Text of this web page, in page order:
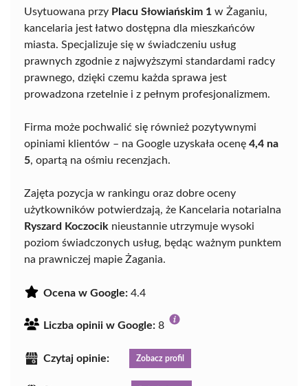
Usytuowana przy Placu Słowiańskim 1 w Żaganiu,
kancelaria jest łatwo dostępna dla mieszkańców
miasta. Specjalizuje się w świadczeniu usług
prawnych zgodnie z najwyższymi standardami radcy
prawnego, dzięki czemu każda sprawa jest
prowadzona rzetelnie i z pełnym profesjonalizmem.
Firma może pochwalić się również pozytywnymi
opiniami klientów – na Google uzyskała ocenę 4,4 na
5, opartą na ośmiu recenzjach.
Zajęta pozycja w rankingu oraz dobre oceny
użytkowników potwierdzają, że Kancelaria notarialna
Ryszard Koczocik nieustannie utrzymuje wysoki
poziom świadczonych usług, będąc ważnym punktem
na prawniczej mapie Żagania.
Ocena w Google: 4.4
Liczba opinii w Google: 8
Czytaj opinie: Zobacz profil